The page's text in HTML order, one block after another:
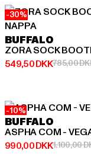
-30%
BUFFALO
549,50 DKK
Nuværende pris:
785,00
-10%
BUFFALO
990,00 DKK
Nuværende pris:1.100,00